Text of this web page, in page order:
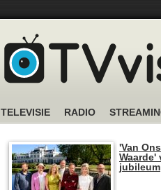
TELEVISIE RADIO
'Van
Waarde'
jubileum